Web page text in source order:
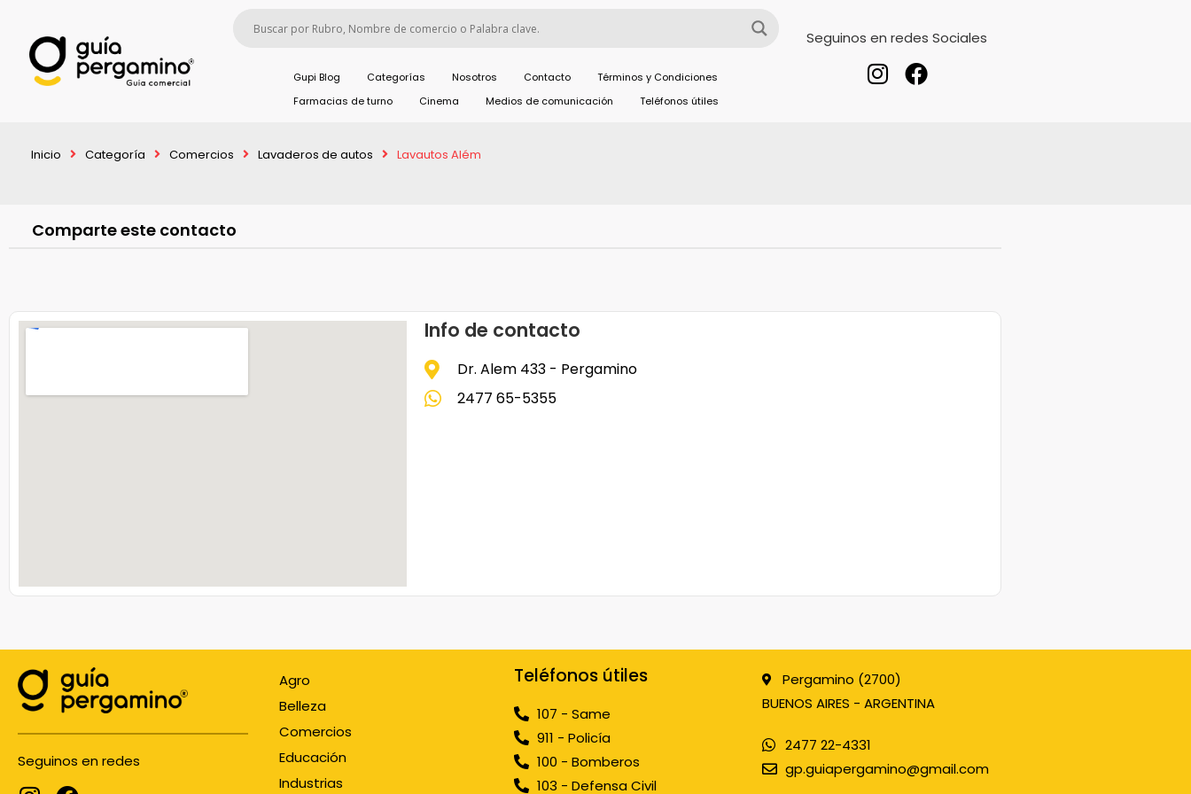
Gupi Blog Categorías Nosotros Contacto
Términos y Condiciones
Farmacias de turno
Cinema Medios de comunicación Teléfonos útiles
Seguinos en redes Sociales
Inicio Categoría Comercios Lavaderos de autos Lavautos Além
Comparte este contacto
Info de contacto
Dr. Alem 433 - Pergamino
2477 65-5355
Seguinos en redes
Agro
Belleza
Comercios
Educación
Industrias
Teléfonos útiles
107 - Same
911 - Policía
100 - Bomberos
103 - Defensa Civil
Pergamino (2700)
BUENOS AIRES - ARGENTINA
2477 22-4331
gp.guiapergamino@gmail.com